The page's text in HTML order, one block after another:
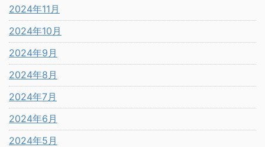
2024年11月
2024年10月
2024年9月
2024年8月
2024年7月
2024年6月
2024年5月